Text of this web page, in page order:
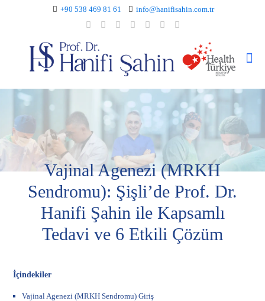
+90 538 469 81 61 info@hanifisahin.com.tr
Vajinal Agenezi (MRKH
Sendromu): Şişli’de Prof. Dr.
Hanifi Şahin ile Kapsamlı
Tedavi ve 6 Etkili Çözüm
İçindekiler
Vajinal Agenezi (MRKH Sendromu) Giriş